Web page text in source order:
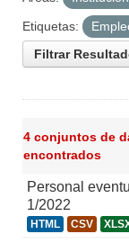
Etiquetas:
Filtrar
4 conjuntos de
encontrados
Personal
1/2022
HTML CSV